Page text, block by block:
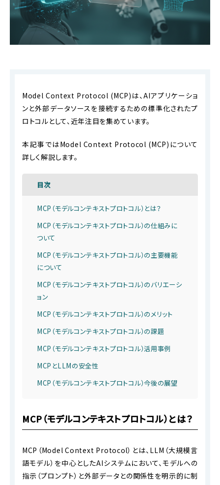
Model Context Protocol (MCP)は、AIアプリケーショ
ンと外部データソースを接続するための標準化されたプ
ロトコルとして、近年注目を集めています。
本記事ではModel Context Protocol (MCP)について
詳しく解説します。
目次
MCP（モデルコンテキストプロトコル）とは？
MCP（モデルコンテキストプロトコル）の仕組みに
ついて
MCP（モデルコンテキストプロトコル）の主要機能
について
MCP（モデルコンテキストプロトコル）のバリエーシ
ョン
MCP（モデルコンテキストプロトコル）のメリット
MCP（モデルコンテキストプロトコル）の課題
MCP（モデルコンテキストプロトコル）活用事例
MCPとLLMの安全性
MCP（モデルコンテキストプロトコル）今後の展望
MCP（モデルコンテキストプロトコル）とは？
MCP（Model Context Protocol）とは、LLM（大規模言
語モデル）を中心としたAIシステムにおいて、モデルへの
指示（プロンプト）と外部データとの関係性を明示的に制